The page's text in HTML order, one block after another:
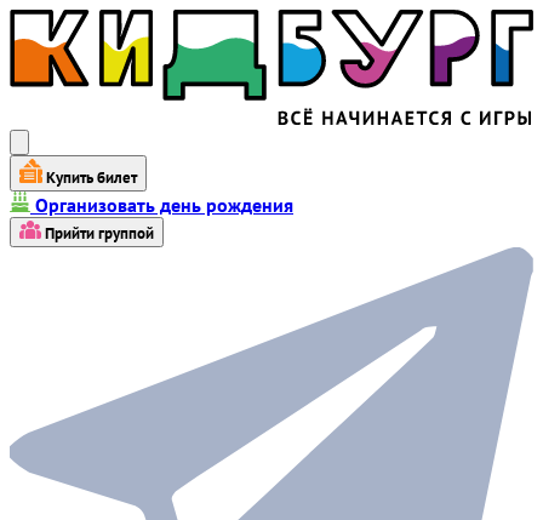
Купить билет
Организовать день рождения
Прийти группой